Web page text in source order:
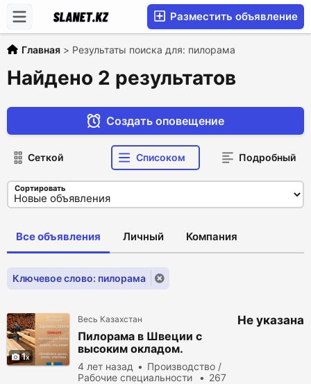
Разместить объявление
Главная > Результаты поиска для: пилорама
Найдено 2 результатов
Создать оповещение
Сеткой Списоком Подробный
Сортировать
Все объявления Личный Компания
Ключевое слово: пилорама
1
Весь Казахстан
Пилорама в Швеции с
высоким окладом.
Бесплатное жилье и
питание.
4 лет назад
Производство /
Рабочие специальности
267
Не указана